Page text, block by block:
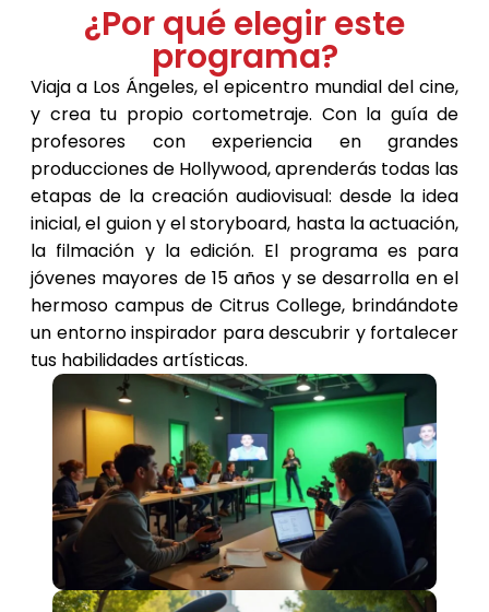
¿Por qué elegir este
programa?
Viaja a Los Ángeles, el epicentro mundial del cine,
y crea tu propio cortometraje. Con la guía de
profesores con experiencia en grandes
producciones de Hollywood, aprenderás todas las
etapas de la creación audiovisual: desde la idea
inicial, el guion y el storyboard, hasta la actuación,
la filmación y la edición. El programa es para
jóvenes mayores de 15 años y se desarrolla en el
hermoso campus de Citrus College, brindándote
un entorno inspirador para descubrir y fortalecer
tus habilidades artísticas.